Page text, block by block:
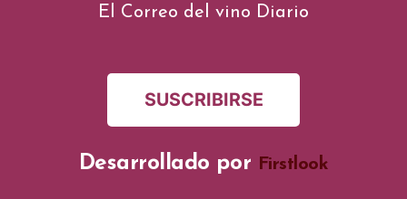
El Correo del vino Diario
SUSCRIBIRSE
Desarrollado por Firstlook